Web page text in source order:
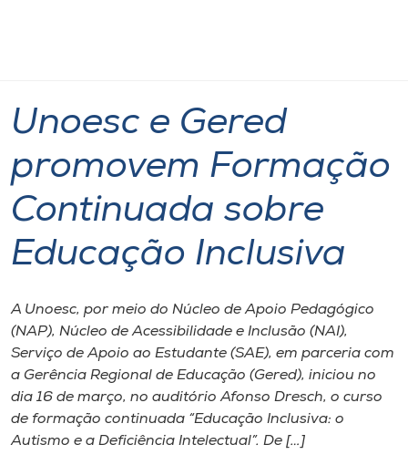
Atendimento ao Estudante
Portal de Ensino
A
Unoesc
Internacionalização
I.nova
Unoesc e Gered
promovem Formação
Continuada sobre
Educação Inclusiva
A Unoesc, por meio do Núcleo de Apoio Pedagógico
(NAP), Núcleo de Acessibilidade e Inclusão (NAI),
Serviço de Apoio ao Estudante (SAE), em parceria com
a Gerência Regional de Educação (Gered), iniciou no
dia 16 de março, no auditório Afonso Dresch, o curso
de formação continuada “Educação Inclusiva: o
Autismo e a Deficiência Intelectual”. De […]